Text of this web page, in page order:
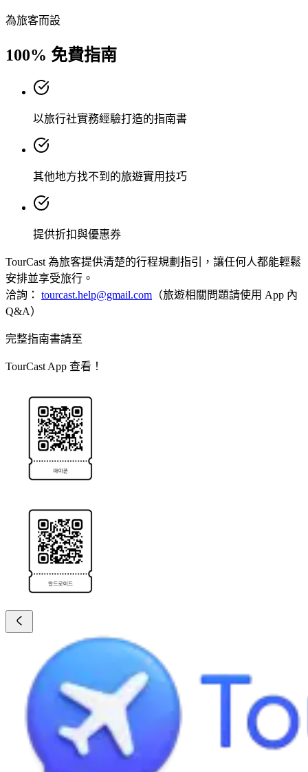
為旅客而設
100% 免費指南
以旅行社實務經驗打造的指南書
其他地方找不到的旅遊實用技巧
提供折扣與優惠券
TourCast 為旅客提供清楚的行程規劃指引，讓任何人都能輕鬆
安排並享受旅行。
洽詢： tourcast.help@gmail.com （旅遊相關問題請使用 App 內
Q&A）
完整指南書請至
TourCast App 查看！